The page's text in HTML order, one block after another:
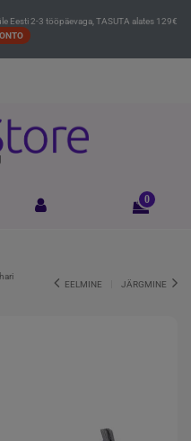
Eesti 2-3 tööpäevaga, TASUTA alates 129€
0
EELMINE JÄRGMINE